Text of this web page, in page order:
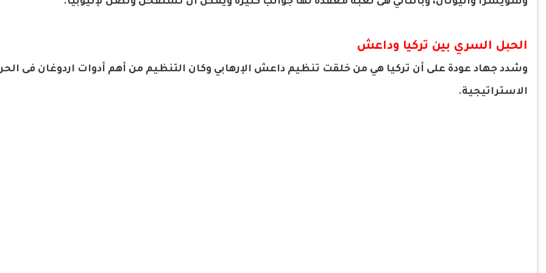
الحبل السري بين تركيا وداعش
وشدد جهاد عودة على أن تركيا هي من خلقت تنظيم داعش الإرهابي وكان التنظيم من أهم أدوات اردوغان فى
الاستراتيجية.